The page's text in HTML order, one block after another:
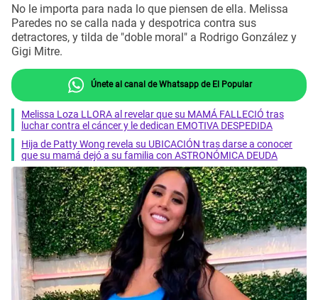
No le importa para nada lo que piensen de ella. Melissa
Paredes no se calla nada y despotrica contra sus
detractores, y tilda de "doble moral" a Rodrigo González y
Gigi Mitre.
Únete al canal de Whatsapp de El Popular
Melissa Loza LLORA al revelar que su MAMÁ FALLECIÓ tras
luchar contra el cáncer y le dedican EMOTIVA DESPEDIDA
Hija de Patty Wong revela su UBICACIÓN tras darse a conocer
que su mamá dejó a su familia con ASTRONÓMICA DEUDA